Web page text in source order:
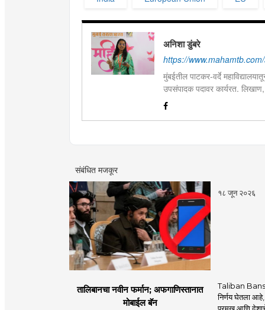
अनिशा डुंबरे
https://
मुंबईतील पाटकर-वर्दे
उपसंपादक पदावर कार्यरत.
आणि मनोरंजन विषयांत रस.
पारितोषिके.\
संबंधित मजकूर
१८ जून २०२६
तालिबानचा नवीन फर्मान; अफगाणिस्तानात
मोबाईल बॅन
Taliban Bans
निर्णय घेतला